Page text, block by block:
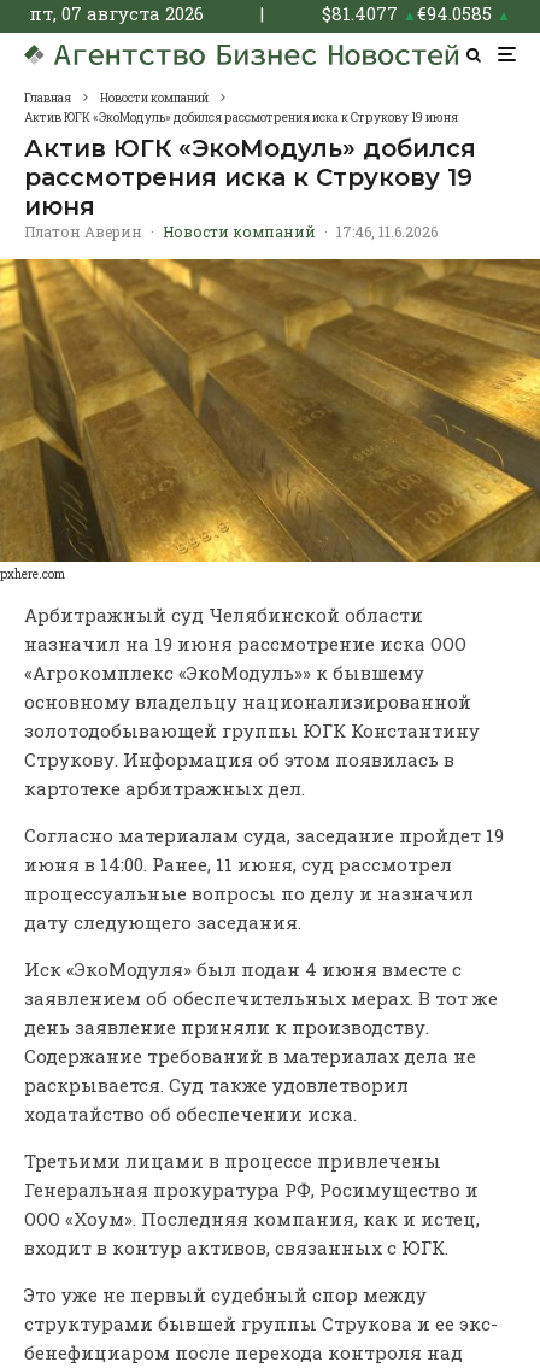
пт, 07 августа 2026 | $81.4077 ▲€94.0585 ▲
Главная
Новости компаний
Актив ЮГК «ЭкоМодуль» добился рассмотрения иска к Струкову 19 июня
Актив ЮГК «ЭкоМодуль» добился
рассмотрения иска к Струкову 19
июня
Платон Аверин · Новости компаний · 17:46, 11.6.2026
pxhere.com
Арбитражный суд Челябинской области
назначил на 19 июня рассмотрение иска ООО
«Агрокомплекс «ЭкоМодуль»» к бывшему
основному владельцу национализированной
золотодобывающей группы ЮГК Константину
Струкову. Информация об этом появилась в
картотеке арбитражных дел.
Согласно материалам суда, заседание пройдет 19
июня в 14:00. Ранее, 11 июня, суд рассмотрел
процессуальные вопросы по делу и назначил
дату следующего заседания.
Иск «ЭкоМодуля» был подан 4 июня вместе с
заявлением об обеспечительных мерах. В тот же
день заявление приняли к производству.
Содержание требований в материалах дела не
раскрывается. Суд также удовлетворил
ходатайство об обеспечении иска.
Третьими лицами в процессе привлечены
Генеральная прокуратура РФ, Росимущество и
ООО «Хоум». Последняя компания, как и истец,
входит в контур активов, связанных с ЮГК.
Это уже не первый судебный спор между
структурами бывшей группы Струкова и ее экс-
бенефициаром после перехода контроля над